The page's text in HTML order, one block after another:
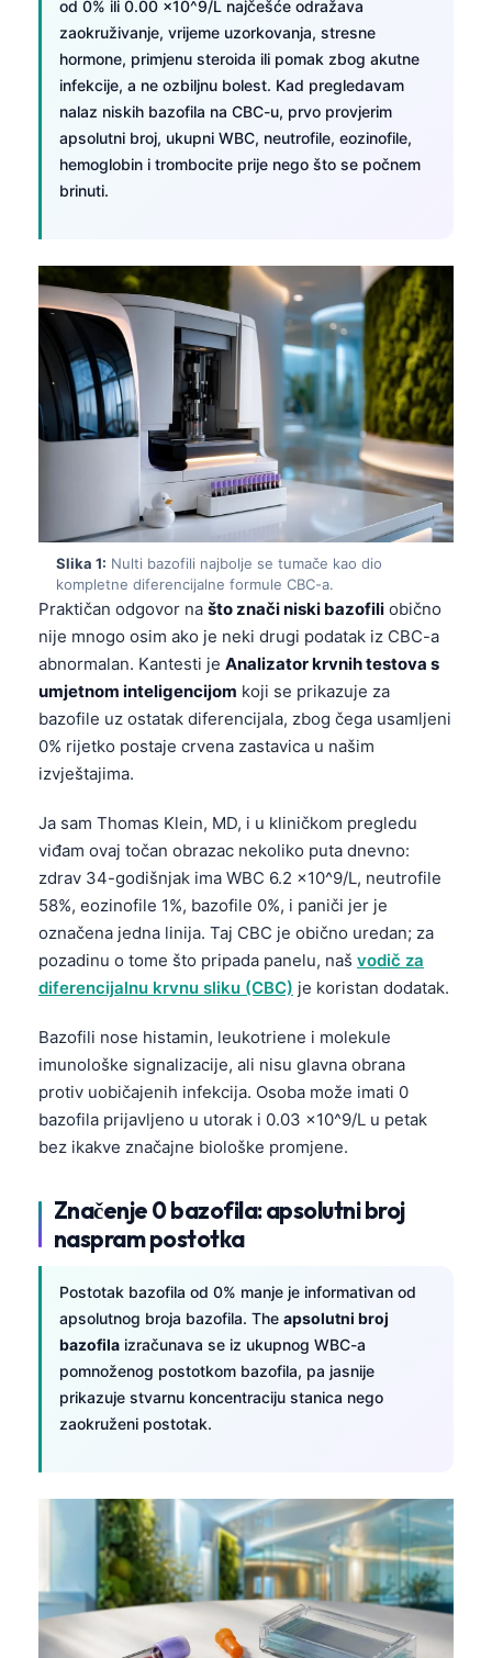
od 0% ili 0.00 x10^9/L najčešće odražava
zaokruživanje, vrijeme uzorkovanja, stresne
hormone, primjenu steroida ili pomak zbog akutne
infekcije, a ne ozbiljnu bolest. Kad pregledavam
nalaz niskih bazofila na CBC-u, prvo provjerim
apsolutni broj, ukupni WBC, neutrofile, eozinofile,
hemoglobin i trombocite prije nego što se počnem
brinuti.
Slika 1: Nulti bazofili najbolje se tumače kao dio
kompletne diferencijalne formule CBC-a.
Praktičan odgovor na što znači niski bazofili obično
nije mnogo osim ako je neki drugi podatak iz CBC-a
abnormalan. Kantesti je Analizator krvnih testova s
umjetnom inteligencijom koji se prikazuje za
bazofile uz ostatak diferencijala, zbog čega usamljeni
0% rijetko postaje crvena zastavica u našim
izvještajima.
Ja sam Thomas Klein, MD, i u kliničkom pregledu
viđam ovaj točan obrazac nekoliko puta dnevno:
zdrav 34-godišnjak ima WBC 6.2 x10^9/L, neutrofile
58%, eozinofile 1%, bazofile 0%, i paniči jer je
označena jedna linija. Taj CBC je obično uredan; za
pozadinu o tome što pripada panelu, naš vodič za
diferencijalnu krvnu sliku (CBC) je koristan dodatak.
Bazofili nose histamin, leukotriene i molekule
imunološke signalizacije, ali nisu glavna obrana
protiv uobičajenih infekcija. Osoba može imati 0
bazofila prijavljeno u utorak i 0.03 x10^9/L u petak
bez ikakve značajne biološke promjene.
Značenje 0 bazofila: apsolutni broj
naspram postotka
Postotak bazofila od 0% manje je informativan od
apsolutnog broja bazofila. The apsolutni broj
bazofila izračunava se iz ukupnog WBC-a
pomnoženog postotkom bazofila, pa jasnije
prikazuje stvarnu koncentraciju stanica nego
zaokruženi postotak.